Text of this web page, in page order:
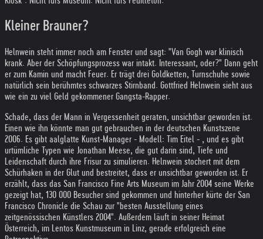
Kleiner Brauner?
Helnwein steht immer noch am Fenster und sagt: "Van Gogh war klinisch
krank. Aber der Schöpfungsprozess war intakt. Interessant, oder?" Dann geht
er zum Kamin und macht Feuer. Er trägt drei Goldketten, Turnschuhe sowie
natürlich sein berühmtes schwarzes Stirnband. Gottfried Helnwein sieht aus
wie ein zu viel Geld gekommener Gangsta-Rapper.
Schade, dass der Mann in Vergessenheit geraten, unsichtbar geworden ist.
Einen wie ihn könnte man gut gebrauchen in der deutschen Kunstszene
2006. Es gibt aalglatte Kunst-Manager - Modell: Tim Eitel - , und es gibt
urtümliche Typen wie Jonathan Meese, die gut darin sind, Tiefe und
Leidenschaft durch ihre Frisur zu simulieren. Helnwein stochert mit dem
Schürhaken in der Glut und bestreitet, dass er unsichtbar geworden ist. Er
erzählt, dass das San Francisco Fine Arts Museum im Jahr 2004 seine Werke
gezeigt hat, 130 000 Besucher sind gekommen und hinterher kürte der San
Francisco Chronicle die Schau zur "besten Ausstellung eines
zeitgenössischen Künstlers 2004". Außerdem läuft in seiner Heimat
Österreich, im Lentos Kunstmuseum in Linz, gerade erfolgreich eine